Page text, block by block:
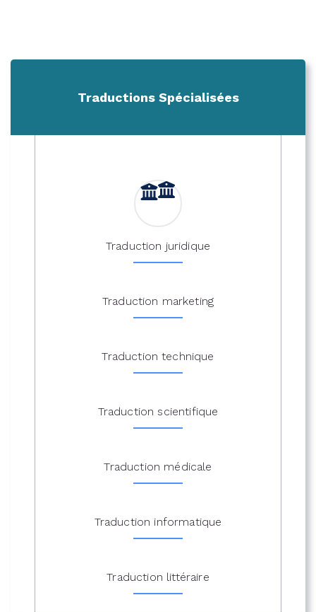
Traductions Spécialisées
Traduction juridique
Traduction marketing
Traduction technique
Traduction scientifique
Traduction médicale
Traduction informatique
Traduction littéraire